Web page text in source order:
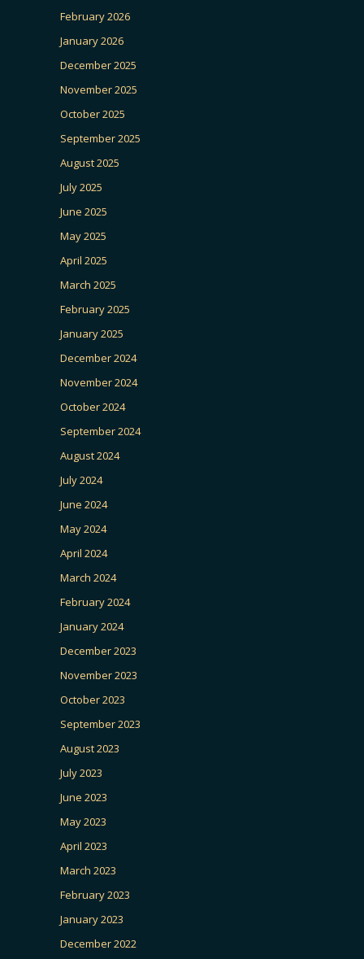
February 2026
January 2026
December 2025
November 2025
October 2025
September 2025
August 2025
July 2025
June 2025
May 2025
April 2025
March 2025
February 2025
January 2025
December 2024
November 2024
October 2024
September 2024
August 2024
July 2024
June 2024
May 2024
April 2024
March 2024
February 2024
January 2024
December 2023
November 2023
October 2023
September 2023
August 2023
July 2023
June 2023
May 2023
April 2023
March 2023
February 2023
January 2023
December 2022